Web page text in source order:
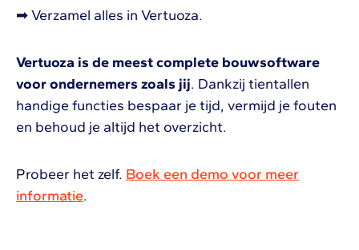
➡ Verzamel alles in Vertuoza.
Vertuoza is de meest complete bouwsoftware
voor ondernemers zoals jij. Dankzij tientallen
handige functies bespaar je tijd, vermijd je fouten
en behoud je altijd het overzicht.
Probeer het zelf. Boek een demo voor meer
informatie.